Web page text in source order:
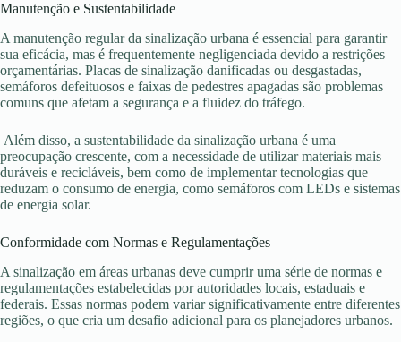
Manutenção e Sustentabilidade
A manutenção regular da sinalização urbana é essencial para garantir
sua eficácia, mas é frequentemente negligenciada devido a restrições
orçamentárias. Placas de sinalização danificadas ou desgastadas,
semáforos defeituosos e faixas de pedestres apagadas são problemas
comuns que afetam a segurança e a fluidez do tráfego.
Além disso, a sustentabilidade da sinalização urbana é uma
preocupação crescente, com a necessidade de utilizar materiais mais
duráveis e recicláveis, bem como de implementar tecnologias que
reduzam o consumo de energia, como semáforos com LEDs e sistemas
de energia solar.
Conformidade com Normas e Regulamentações
A sinalização em áreas urbanas deve cumprir uma série de normas e
regulamentações estabelecidas por autoridades locais, estaduais e
federais. Essas normas podem variar significativamente entre diferentes
regiões, o que cria um desafio adicional para os planejadores urbanos.